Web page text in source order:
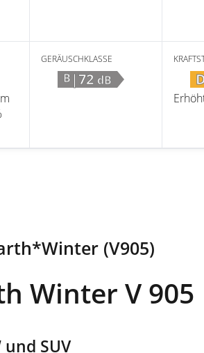
GERÄUSCHKLASSE
B |72 dB
(V905)
Winter V 905
SUV